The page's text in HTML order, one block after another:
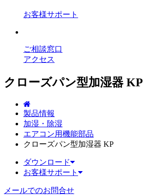
お客様サポート
ご相談窓口
アクセス
クローズパン型加湿器 KP
製品情報
加湿・除湿
エアコン用機能部品
クローズパン型加湿器 KP
ダウンロード
お客様サポート
メールでのお問合せ